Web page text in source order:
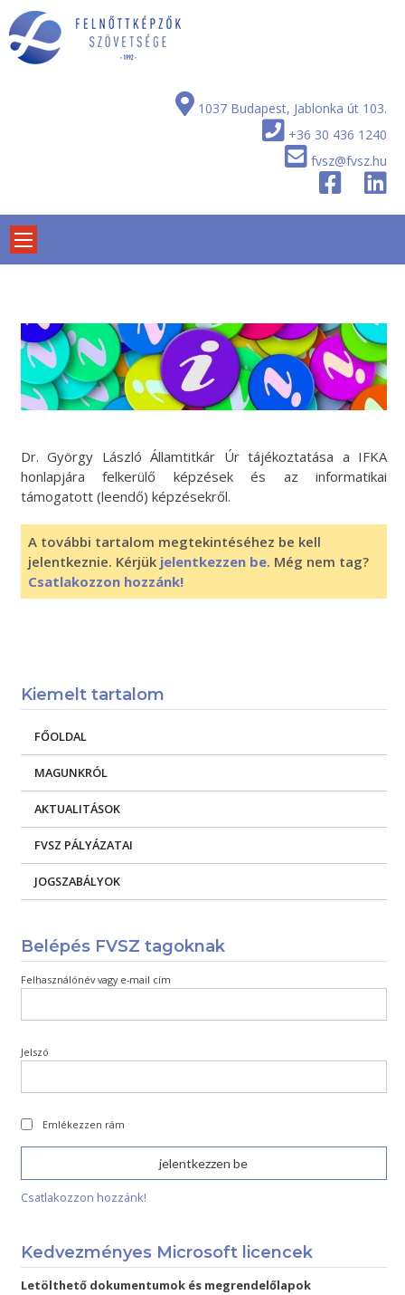
Skip
to
content
1037 Budapest, Jablonka út 103.
+36 30 436 1240
fvsz@fvsz.hu
Dr. György László Államtitkár Úr tájékoztatása a IFKA
honlapjára felkerülő képzések és az informatikai
támogatott (leendő) képzésekről.
A további tartalom megtekintéséhez be kell
jelentkeznie. Kérjük jelentkezzen be. Még nem tag?
Csatlakozzon hozzánk!
Kiemelt tartalom
FŐOLDAL
MAGUNKRÓL
AKTUALITÁSOK
FVSZ PÁLYÁZATAI
JOGSZABÁLYOK
Belépés FVSZ tagoknak
Felhasználónév vagy e-mail cím
Jelszó
Emlékezzen rám
Csatlakozzon hozzánk!
Kedvezményes Microsoft licencek
Letölthető dokumentumok és megrendelőlapok